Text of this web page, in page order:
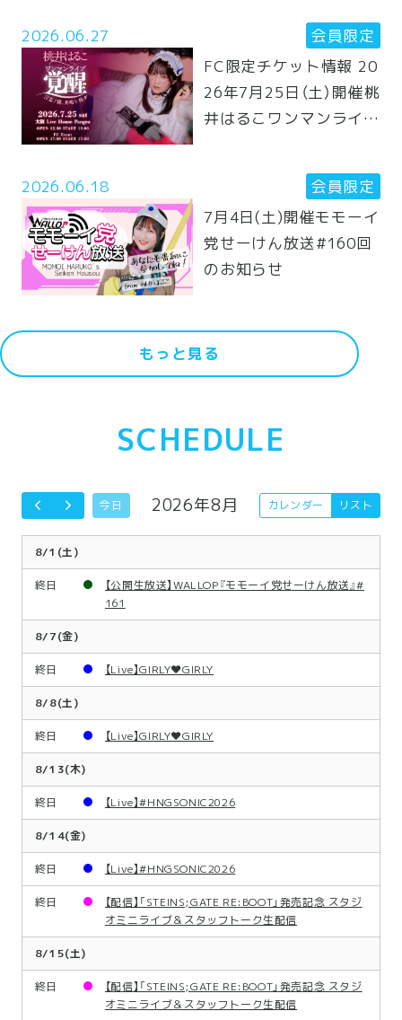
もっと見る
2026.06.27
会員限定
FC限定チケット情報 20
26年7月25日（土）開催桃
井はるこワンマンライブ
シ捧グ〜大阪公演』【昼
公演 ワンマンライ
ブ】・【夜公演 FCトーク
イベント】
2026.06.18
会員限定
7月4日(土)開催モモーイ
党せーけん放送#160回
のお知らせ
SCHEDULE
今日 2026年8月 カレンダー リスト
8/1(土)
終日
【公開生放送】WALLOP『モモーイ党せーけん放送』#
161
8/7(金)
終日 【Live】GIRLY❤︎GIRLY
8/8(土)
終日 【Live】GIRLY❤︎GIRLY
8/13(木)
終日 【Live】#HNGSONIC2026
8/14(金)
終日 【Live】#HNGSONIC2026
終日
【配信】「STEINS;GATE RE:BOOT」発売記念 スタジ
オミニライブ＆スタッフトーク生配信
8/15(土)
終日
【配信】「STEINS;GATE RE:BOOT」発売記念 スタジ
オミニライブ＆スタッフトーク生配信